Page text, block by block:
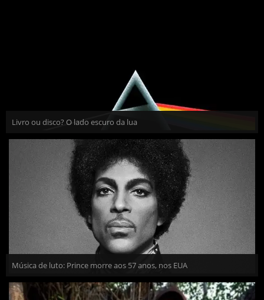
Livro ou disco? O lado escuro da lua
Música de luto: Prince morre aos 57 anos, nos EUA